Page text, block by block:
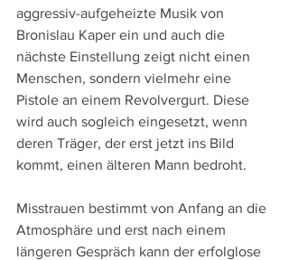
aggressiv-aufgeheizte Musik von
Bronislau Kaper ein und auch die
nächste Einstellung zeigt nicht einen
Menschen, sondern vielmehr eine
Pistole an einem Revolvergurt. Diese
wird auch sogleich eingesetzt, wenn
deren Träger, der erst jetzt ins Bild
kommt, einen älteren Mann bedroht.
Misstrauen bestimmt von Anfang an die
Atmosphäre und erst nach einem
längeren Gespräch kann der erfolglose